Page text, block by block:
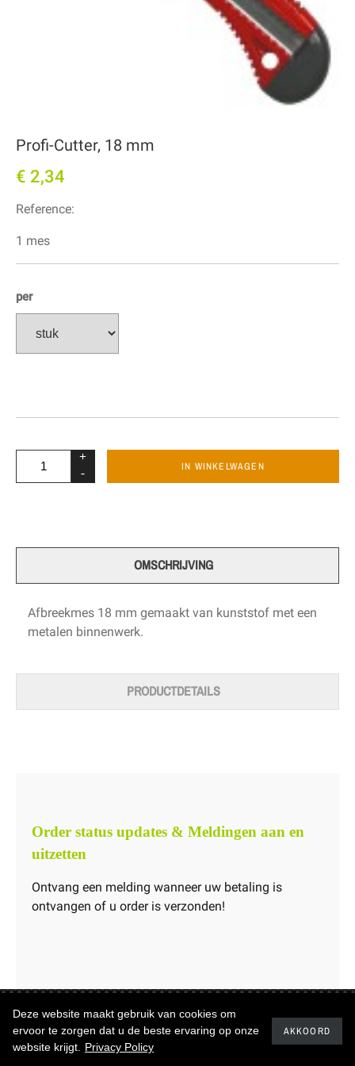
Profi-Cutter, 18 mm
€ 2,34
Reference:
1 mes
per
+
-
IN WINKELWAGEN
OMSCHRIJVING
Afbreekmes 18 mm gemaakt van kunststof met een
metalen binnenwerk.
PRODUCTDETAILS
Order status updates & Meldingen aan en
uitzetten
Ontvang een melding wanneer uw betaling is
ontvangen of u order is verzonden!
Copyrights ©2019Carbonwinkel.nl
Realisatie
Deze website maakt gebruik van cookies om
ervoor te zorgen dat u de beste ervaring op onze
website krijgt.
Privacy Policy
AKKOORD